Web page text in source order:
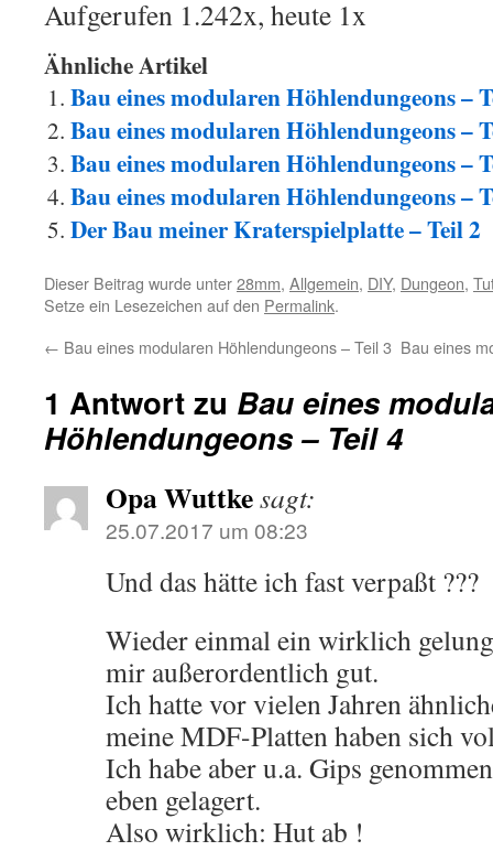
Aufgerufen 1.242x, heute 1x
Ähnliche Artikel
Bau eines modularen Höhlendungeons –
Bau eines modularen Höhlendungeons –
Bau eines modularen Höhlendungeons –
Bau eines modularen Höhlendungeons –
Der Bau meiner Kraterspielplatte – Teil 2
Dieser Beitrag wurde unter28mm, Allgemein, DIY, Dungeon,
Setze ein Lesezeichen auf den Permalink.
← Bau eines modularen Höhlendungeons – Teil 3 Bau eines
1 Antwort zu Bau eines
Höhlendungeons – Teil 4
Opa Wuttkesagt:
25.07.2017 um 08:23
Und das hätte ich fast verpaßt ???
Wieder einmal ein wirklich
mir außerordentlich gut.
Ich hatte vor vielen Jahren
meine MDF-Platten haben sich
Ich habe aber u.a. Gips
eben gelagert.
Also wirklich: Hut ab !